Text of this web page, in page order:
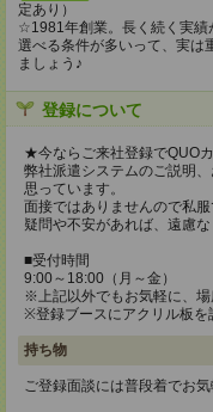
定あり）
☆1981年創業。長く続く実績
選べる条件が多いって、実は
ましょう♪
登録について
★今ならご来社登録でQUO
弊社派遣システムのご説明
思っています。
面接ではありませんので私
疑問や不安があれば、遠慮な
■受付時間
9:00～18:00（月～金）
※上記以外でもお気軽に、場
※登録ブースにアクリル板を
持ち物
ご登録面談には普段着でお気